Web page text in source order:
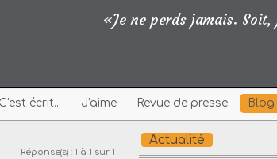
«Je ne perds jamais.
C'est écrit... J'aime Revue de presse Blog
Réponse(s) : 1 à 1 sur 1
Actualité